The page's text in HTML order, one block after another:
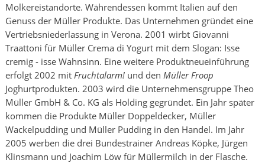
Molkereistandorte. Währendessen kommt Italien auf den
Genuss der Müller Produkte. Das Unternehmen gründet eine
Vertriebsniederlassung in Verona. 2001 wirbt Giovanni
Traattoni für Müller Crema di Yogurt mit dem Slogan: Isse
cremig - isse Wahnsinn. Eine weitere Produktneueinführung
erfolgt 2002 mit Fruchtalarm! und den Müller Froop
Joghurtprodukten. 2003 wird die Unternehmensgruppe Theo
Müller GmbH & Co. KG als Holding gegründet. Ein Jahr später
kommen die Produkte Müller Doppeldecker, Müller
Wackelpudding und Müller Pudding in den Handel. Im Jahr
2005 werben die drei Bundestrainer Andreas Köpke, Jürgen
Klinsmann und Joachim Löw für Müllermilch in der Flasche.